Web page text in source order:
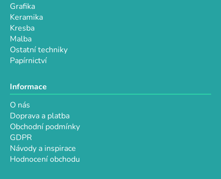
Grafika
Keramika
Kresba
Malba
Ostatní techniky
Papírnictví
Informace
O nás
Doprava a platba
Obchodní podmínky
GDPR
Návody a inspirace
Hodnocení obchodu